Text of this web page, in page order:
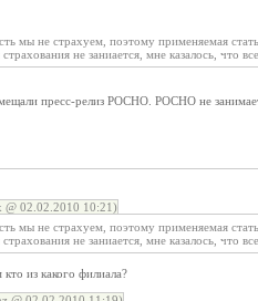
мы не страхуем, поэтому применяемая
не заниается, мне казалось, что
пресс-релиз РОСНО. РОСНО не
02.02.2010 10:21)
мы не страхуем, поэтому применяемая
не заниается, мне казалось, что
из какого филиала?